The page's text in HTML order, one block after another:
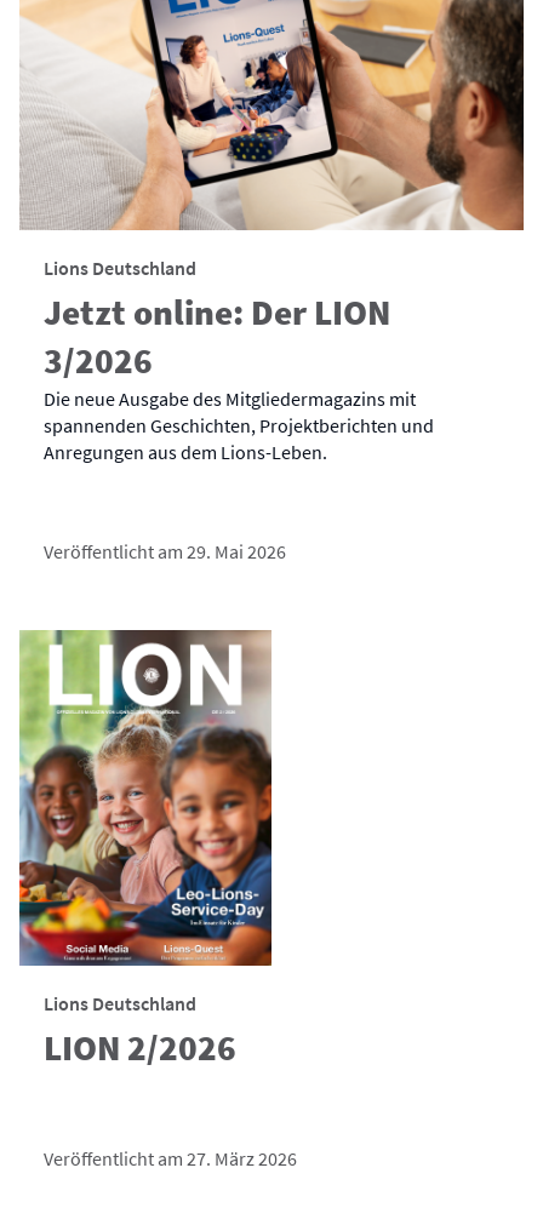
Lions Deutschland
Jetzt online: Der LION
3/2026
Die neue Ausgabe des Mitgliedermagazins mit
spannenden Geschichten, Projektberichten und
Anregungen aus dem Lions-Leben.
Veröffentlicht am 29. Mai 2026
Lions Deutschland
LION 2/2026
Veröffentlicht am 27. März 2026